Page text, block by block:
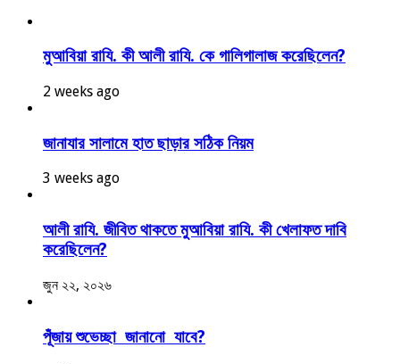
মুআবিয়া রাযি. কী আলী রাযি. কে গালিগালাজ করেছিলেন?
2 weeks ago
জানাযার সালামে হাত ছাড়ার সঠিক নিয়ম
3 weeks ago
আলী রাযি. জীবিত থাকতে মুআবিয়া রাযি. কী খেলাফত দাবি
করেছিলেন?
জুন ২২, ২০২৬
পূঁজায় শুভেচ্ছা জানানো যাবে?